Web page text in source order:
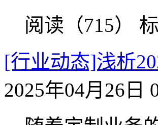
阅读（715）
[行业动态]浅析
2025年04月26日